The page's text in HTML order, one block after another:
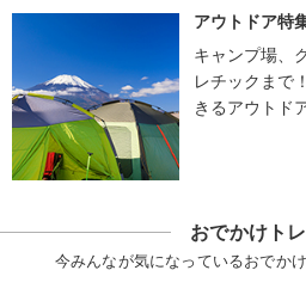
アウトドア特
キャンプ場、
レチックまで
きるアウトド
おでかけト
今みんなが気になっているおでか